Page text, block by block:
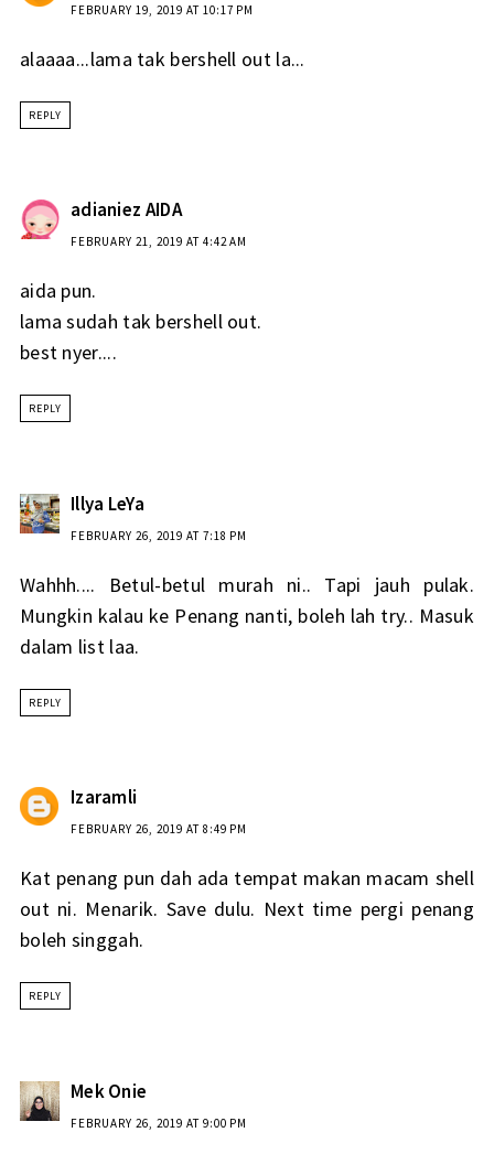
FEBRUARY 19, 2019 AT 10:17 PM
alaaaa...lama tak bershell out la...
REPLY
adianiez AIDA
FEBRUARY 21, 2019 AT 4:42 AM
aida pun.
lama sudah tak bershell out.
best nyer....
REPLY
Illya LeYa
FEBRUARY 26, 2019 AT 7:18 PM
Wahhh.... Betul-betul murah ni.. Tapi jauh pulak.
Mungkin kalau ke Penang nanti, boleh lah try.. Masuk
dalam list laa.
REPLY
Izaramli
FEBRUARY 26, 2019 AT 8:49 PM
Kat penang pun dah ada tempat makan macam shell
out ni. Menarik. Save dulu. Next time pergi penang
boleh singgah.
REPLY
Mek Onie
FEBRUARY 26, 2019 AT 9:00 PM